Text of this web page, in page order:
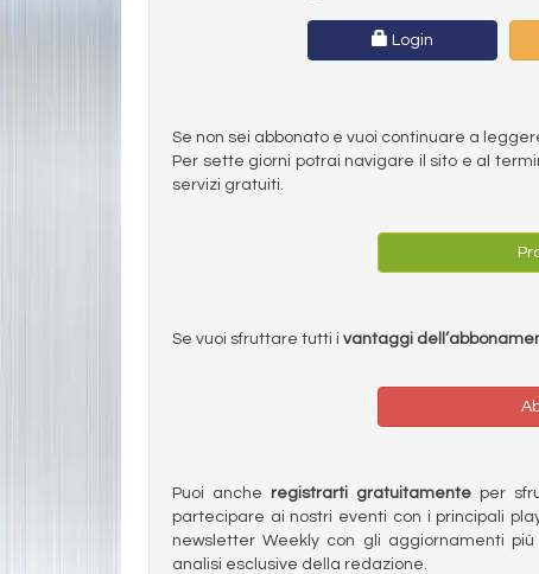
Login
Se non sei abbonato e vuoi continuare a
Per sette giorni potrai navigare il sito e al
servizi gratuiti.
Se vuoi sfruttare tutti i vantaggi
Puoi anche registrarti gratuitamenteper
partecipare ai nostri eventi con i principali
newsletter Weekly con gli aggiornamenti
analisi esclusive della redazione.